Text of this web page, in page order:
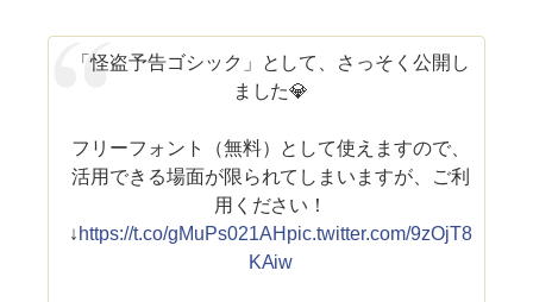
「怪盗予告ゴシック」として、さっそく公開し
ました💎
フリーフォント（無料）として使えますので、
活用できる場面が限られてしまいますが、ご利
用ください！
↓ https://t.co/gMuPs021AH pic.twitter.com/9zOjT8
KAiw